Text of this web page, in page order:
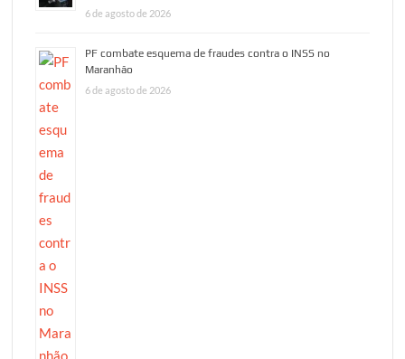
6 de agosto de 2026
PF combate esquema de fraudes contra o INSS no
Maranhão
6 de agosto de 2026